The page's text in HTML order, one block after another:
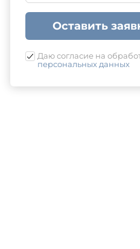
Оставить
Даю согласие на
персональных данных